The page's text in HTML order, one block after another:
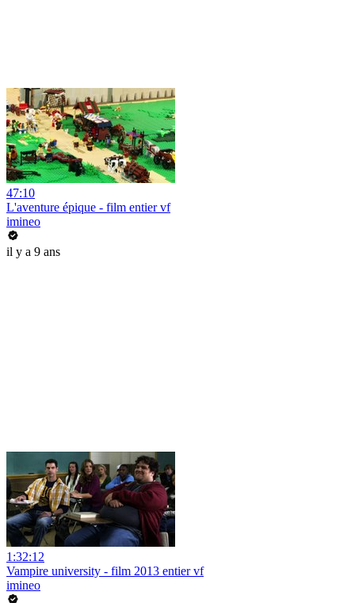
47:10
L'aventure épique - film entier vf
imineo
il y a 9 ans
1:32:12
Vampire university - film 2013 entier vf
imineo